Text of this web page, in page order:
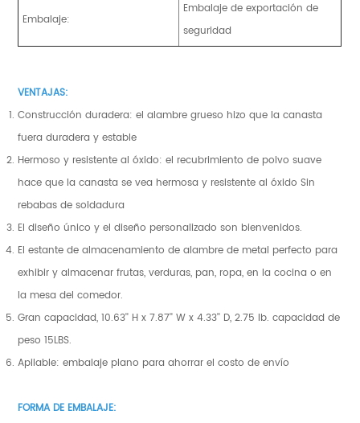
Embalaje:
Embalaje de exportación de
seguridad
VENTAJAS:
Construcción duradera: el alambre grueso hizo que la canasta
fuera duradera y estable
Hermoso y resistente al óxido: el recubrimiento de polvo suave
hace que la canasta se vea hermosa y resistente al óxido Sin
rebabas de soldadura
El diseño único y el diseño personalizado son bienvenidos.
El estante de almacenamiento de alambre de metal perfecto para
exhibir y almacenar frutas, verduras, pan, ropa, en la cocina o en
la mesa del comedor.
Gran capacidad, 10.63'' H x 7.87'' W x 4.33'' D, 2.75 lb. capacidad de
peso 15LBS.
Apilable: embalaje plano para ahorrar el costo de envío
FORMA DE EMBALAJE: